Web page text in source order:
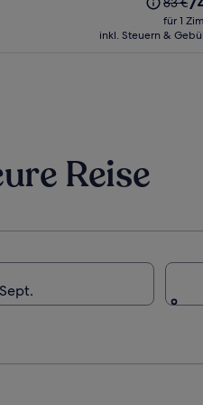
alte
Preis
für 1
inkl. Steuern &
Reise